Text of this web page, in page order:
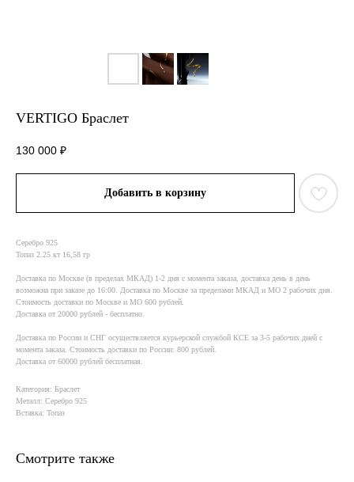
VERTIGO Браслет
130 000 ₽
Добавить в корзину
Серебро 925
Топаз 2.25 кт 16,58 гр
Доставка по Москве (в пределах МКАД) 1-2 дня с момента заказа, доставка день в день
возможна при заказе до 16:00. Доставка по Москве за пределами МКАД и МО 2 рабочих дня.
Стоимость доставки по Москве и МО 600 рублей.
Доставка от 20000 рублей - бесплатно.
Доставка по России и СНГ осуществляется курьерской службой КСE за 3-5 рабочих дней с
момента заказа. Стоимость доставки по России: 800 рублей.
Доставка от 60000 рублей бесплатная.
Категория: Браслет
Металл: Серебро 925
Вставка: Топаз
Смотрите также